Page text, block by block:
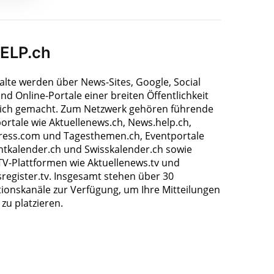
werden über News-Sites, Google, Social
Online-Portale einer breiten Öffentlichkeit
gemacht. Zum Netzwerk gehören führende
wie Aktuellenews.ch, News.help.ch,
und Tagesthemen.ch, Eventportale
und Swisskalender.ch sowie
Plattformen wie Aktuellenews.tv und
Insgesamt stehen über 30
zur Verfügung, um Ihre Mitteilungen
platzieren.